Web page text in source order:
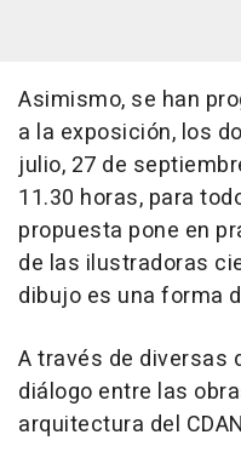
Asimismo, se han
a la exposición, los
julio, 27 de
11.30 horas, para
propuesta pone en
de las ilustradoras
dibujo es una forma
A través de diversas
diálogo entre las
arquitectura del